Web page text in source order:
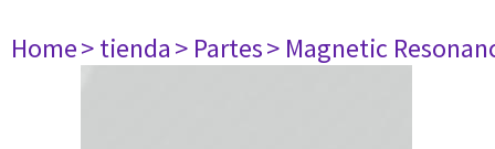
Home> tienda> Partes> Magnetic